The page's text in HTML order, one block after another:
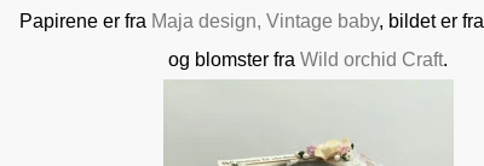
Papirene er fra Maja design, Vintage baby, bildet er fra
og blomster fra Wild orchid Craft.